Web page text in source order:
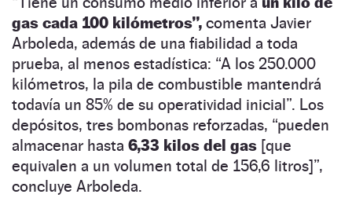
gas cada 100 kilómetros”, comenta Javier
Arboleda, además de una fiabilidad a toda
prueba, al menos estadística: “A los 250.000
kilómetros, la pila de combustible mantendrá
todavía un 85% de su operatividad inicial”. Los
depósitos, tres bombonas reforzadas, “pueden
almacenar hasta 6,33 kilos del gas [que
equivalen a un volumen total de 156,6 litros]”,
concluye Arboleda.